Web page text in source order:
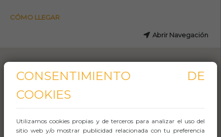
CÓMO LLEGAR
Abrir Navegación
CONSENTIMIENTO DE
COOKIES
Utilizamos cookies propias y de terceros para analizar el uso del
sitio web y/o mostrar publicidad relacionada con tu preferencia